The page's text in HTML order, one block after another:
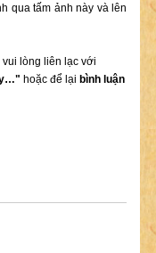
qua tấm ảnh này và lên
lòng liên lạc với
hoặc để lại bình luận